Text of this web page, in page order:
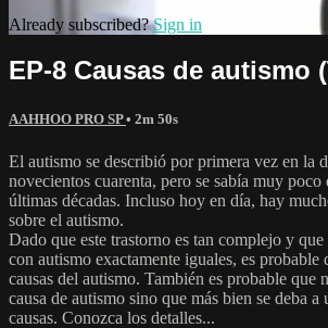
Already subscribed?Sign in
EP-8 Causas de autismo
AAHHOO PRO SP• 2m 50s
El autismo se describió por primera vez en la
novecientos cuarenta, pero se sabía muy poco
últimas décadas. Incluso hoy en día, hay
sobre el autismo.
Dado que este trastorno es tan complejo y
con autismo exactamente iguales, es probable
causas del autismo. También es probable que
causa de autismo sino que más bien se deba
causas. Conozca los detalles...